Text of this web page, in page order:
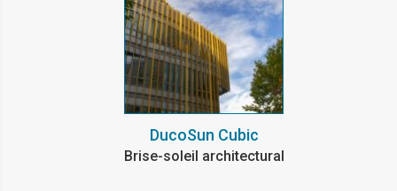
DucoSun Cubic
Brise-soleil architectural